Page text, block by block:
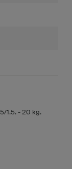
1.5. - 20 kg.